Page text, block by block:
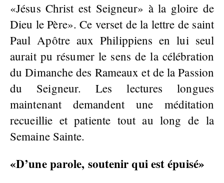
«Jésus Christ est Seigneur» à la gloire de
Dieu le Père». Ce verset de la lettre de saint
Paul Apôtre aux Philippiens en lui seul
aurait pu résumer le sens de la célébration
du Dimanche des Rameaux et de la Passion
du Seigneur. Les lectures longues
maintenant demandent une méditation
recueillie et patiente tout au long de la
Semaine Sainte.
«D’une parole, soutenir qui est épuisé»